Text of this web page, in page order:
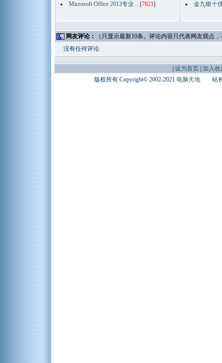
Microsoft Office 2013专业…[7821] 金九银十
网友评论：
（只显示最新10条。评论内容只代表网友观点
没有任何评论
设为首页|
加入收
版权所有 Copyright© 2002-2021 电脑天地 站